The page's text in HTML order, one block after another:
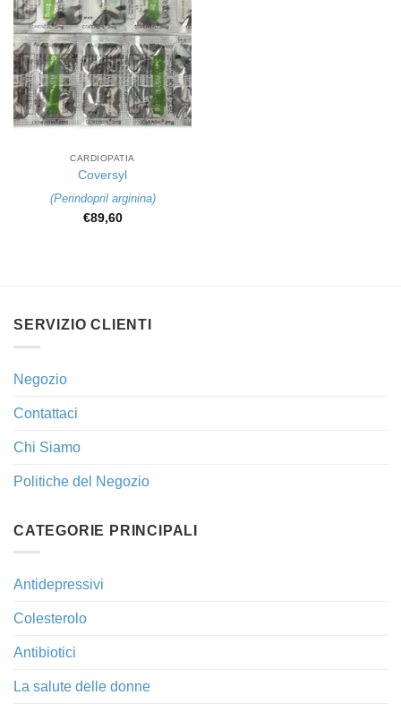
CARDIOPATIA
Coversyl
(Perindopril arginina)
€89,60
SERVIZIO CLIENTI
Negozio
Contattaci
Chi Siamo
Politiche del Negozio
CATEGORIE PRINCIPALI
Antidepressivi
Colesterolo
Antibiotici
La salute delle donne